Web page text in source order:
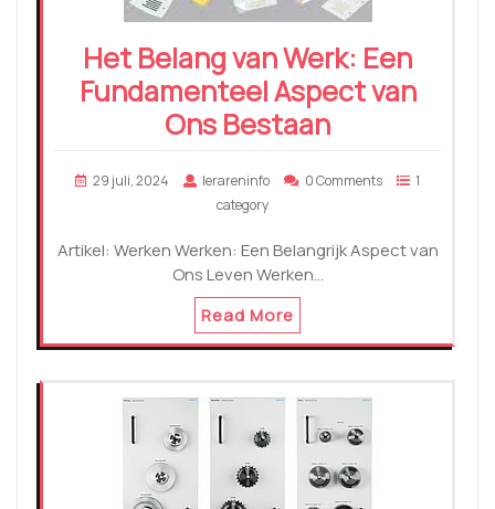
Het Belang van Werk: Een
Fundamenteel Aspect van
Ons Bestaan
29 juli, 2024 lerareninfo 0 Comments
1
category
Artikel: Werken Werken: Een Belangrijk Aspect van
Ons Leven Werken…
Read More